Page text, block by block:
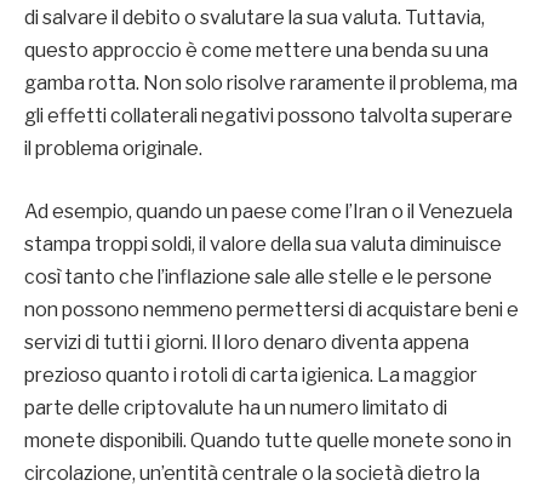
di salvare il debito o svalutare la sua valuta. Tuttavia,
questo approccio è come mettere una benda su una
gamba rotta. Non solo risolve raramente il problema, ma
gli effetti collaterali negativi possono talvolta superare
il problema originale.
Ad esempio, quando un paese come l’Iran o il Venezuela
stampa troppi soldi, il valore della sua valuta diminuisce
così tanto che l’inflazione sale alle stelle e le persone
non possono nemmeno permettersi di acquistare beni e
servizi di tutti i giorni. Il loro denaro diventa appena
prezioso quanto i rotoli di carta igienica. La maggior
parte delle criptovalute ha un numero limitato di
monete disponibili. Quando tutte quelle monete sono in
circolazione, un’entità centrale o la società dietro la